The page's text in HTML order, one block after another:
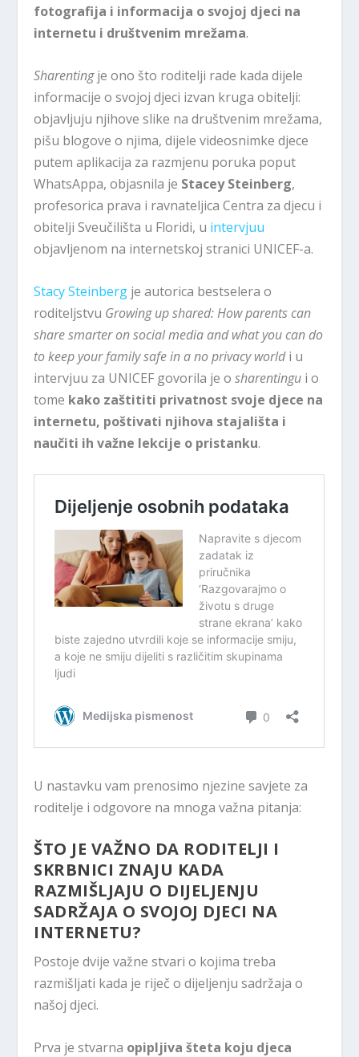
fotografija i informacija o svojoj djeci na
internetu i društvenim mrežama.
Sharentingje ono što roditelji rade kada dijele
informacije o svojoj djeci izvan kruga obitelji:
objavljuju njihove slike na društvenim mrežama,
pišu blogove o njima, dijele videosnimke djece
putem aplikacija za razmjenu poruka poput
WhatsAppa, objasnila je Stacey Steinberg,
profesorica prava i ravnateljica Centra za djecu i
obitelji Sveučilišta u Floridi, u intervjuu
objavljenom na internetskoj stranici UNICEF-a.
Stacy Steinberg je autorica bestselera o
roditeljstvu Growing up shared: How parents can
share smarter on social media and what you can do
to keep your family safe in a no privacy worldi u
intervjuu za UNICEF govorila je osharentingu i o
tome kako zaštititi privatnost svoje djece na
internetu, poštivati ​​njihova stajališta i
naučiti ih važne lekcije o pristanku.
U nastavku vam prenosimo njezine savjete za
roditelje i odgovore na mnoga važna pitanja:
ŠTO JE VAŽNO DA RODITELJI I
SKRBNICI ZNAJU KADA
RAZMIŠLJAJU O DIJELJENJU
SADRŽAJA O SVOJOJ DJECI NA
INTERNETU?
Postoje dvije važne stvari o kojima treba
razmišljati kada je riječ o dijeljenju sadržaja o
našoj djeci.
Prva je stvarna opipljiva šteta koju djeca